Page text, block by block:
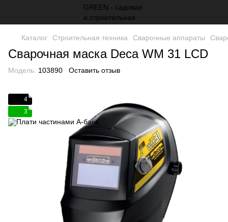
Каталог Строительная техника Сварочные аппараты
Сварочная маска Deca WM 31 LCD
Модель: 103890 Оставить отзыв
4
3